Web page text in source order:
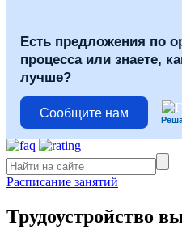
Есть предложения по
процесса или знаете,
лучше?
Сообщите нам
Расписание занятий
Трудоустройство